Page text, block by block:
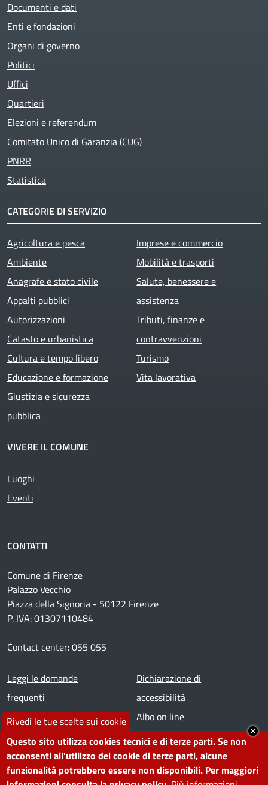
Rivedi le tue scelte sui cookie
Questo sito utilizza cookies tecnici e di terze parti. Se non
acconsenti all'utilizzo dei cookie di terze parti, alcune
funzionalità potrebbero essere non disponibili. Per maggiori
Documenti e dati
Enti e fondazioni
Organi di governo
Politici
Uffici
Quartieri
Elezioni e referendum
Comitato Unico di Garanzia (CUG)
PNRR
Statistica
CATEGORIE DI SERVIZIO
Agricoltura e pesca
Ambiente
Anagrafe e stato civile
Appalti pubblici
Autorizzazioni
Catasto e urbanistica
Cultura e tempo libero
Educazione e formazione
Giustizia e sicurezza
pubblica
Imprese e commercio
Mobilità e trasporti
Salute, benessere e
assistenza
Tributi, finanze e
contravvenzioni
Turismo
Vita lavorativa
VIVERE IL COMUNE
Luoghi
Eventi
CONTATTI
Comune di Firenze
Palazzo Vecchio
Piazza della Signoria - 50122 Firenze
P. IVA: 01307110484
Contact center: 055 055
Footer menu
Leggi le domande
frequenti
Prenota appuntamento
Segnala disservizio
Amministrazione
trasparente
Dichiarazione di
accessibilità
Albo on line
Redazione web
Piano di miglioramento dei
servizi